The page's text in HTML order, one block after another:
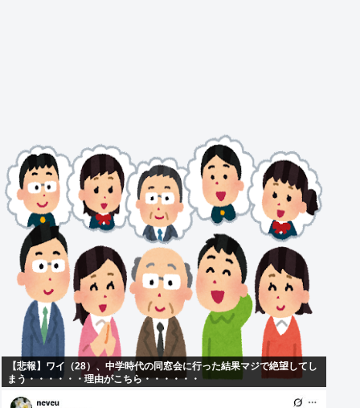
【悲報】ワイ（28）、中学時代の同窓会に行った結果マジで絶望してし
まう・・・・・・理由がこちら・・・・・・